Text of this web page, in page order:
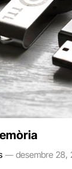
desembre 28,